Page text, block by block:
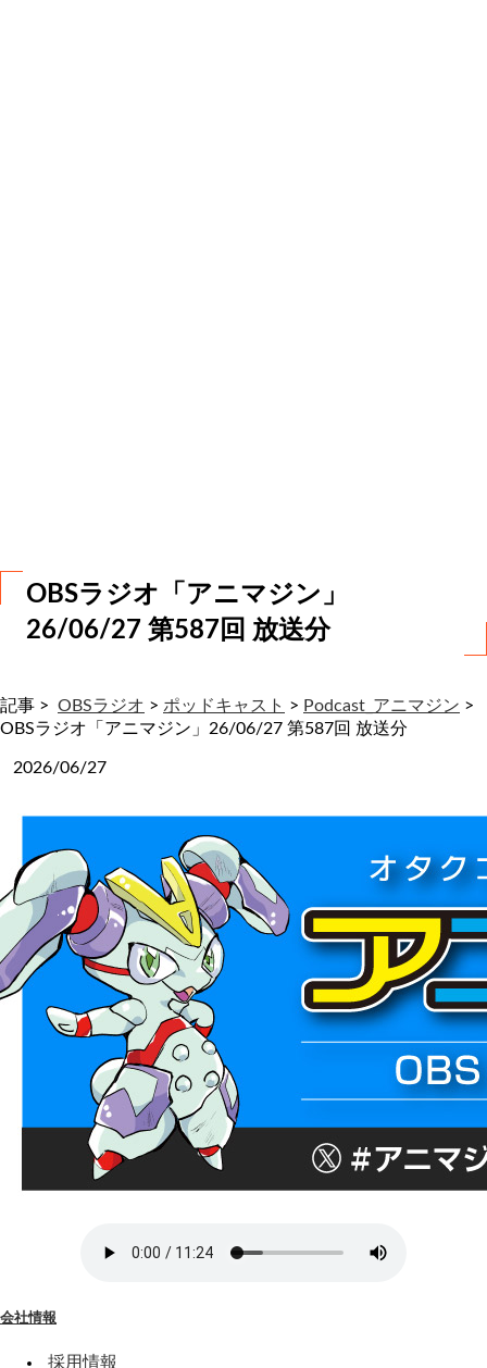
OBSラジオ「アニマジン」
26/06/27 第587回 放送分
記事 > OBSラジオ > ポッドキャスト > Podcast_アニマジン >
OBSラジオ「アニマジン」26/06/27 第587回 放送分
2026/06/27
会社情報
採用情報